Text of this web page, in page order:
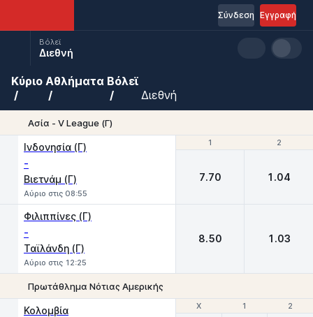
Εγγραφή
Σύνδεση
Βόλεϊ
Διεθνή
Κύριο Αθλήματα Βόλεϊ
Διεθνή
Ασία - V League (Γ)
1 2
Ινδονησία (Г)
-
Βιετνάμ (Γ)
Αύριο στις 08:55
1 2
7.70 1.04
Φιλιππίνες (Γ)
-
Ταϊλάνδη (Γ)
Αύριο στις 12:25
8.50 1.03
Πρωτάθλημα Νότιας Αμερικής
Χ 1 2
Κολομβία Χ 1 2